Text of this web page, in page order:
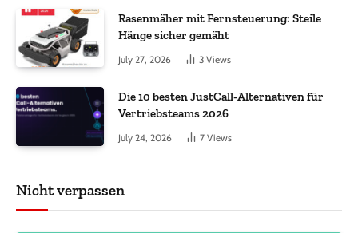
Rasenmäher mit Fernsteuerung: Steile
Hänge sicher gemäht
July 27, 2026 3 Views
Die 10 besten JustCall-Alternativen für
Vertriebsteams 2026
July 24, 2026 7 Views
Nicht verpassen